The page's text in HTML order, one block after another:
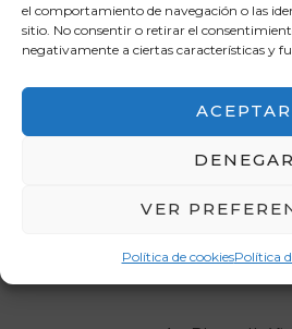
el comportamiento de navegación o las
sitio. No consentir o retirar el
negativamente a ciertas características y
ACEPTAR
DENEGAR
VER
Política de cookiesPolítica